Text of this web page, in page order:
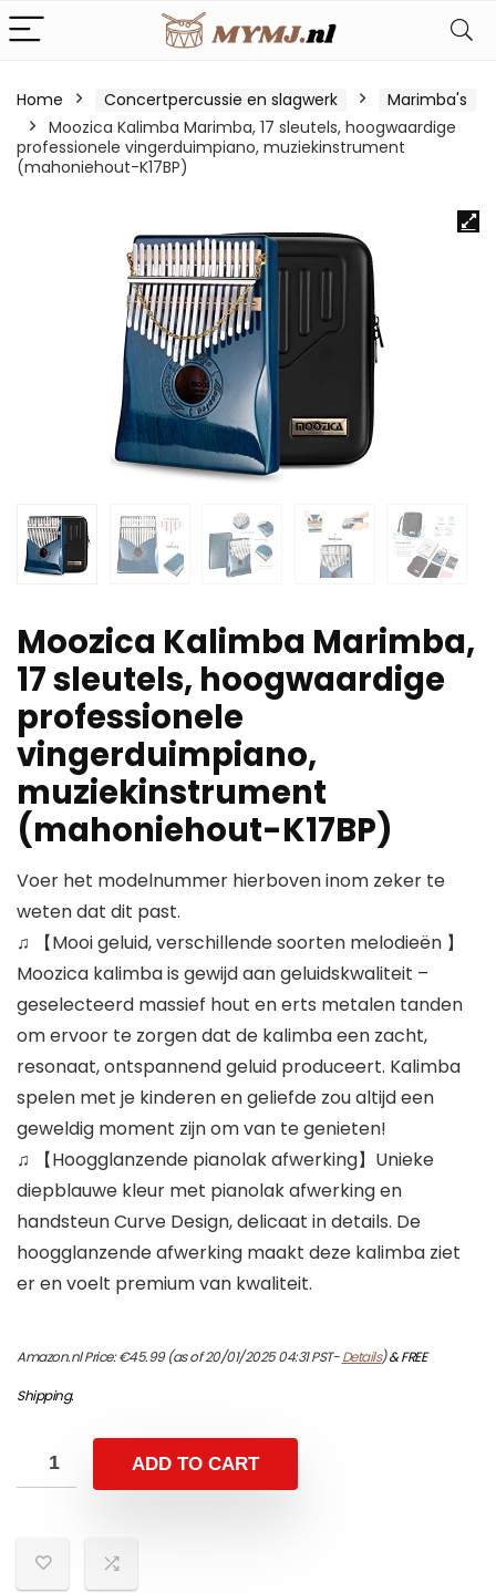
Home Concertpercussie en slagwerk
Marimba's
Moozica Kalimba Marimba, 17 sleutels, hoogwaardige
professionele vingerduimpiano, muziekinstrument
(mahoniehout-K17BP)
Moozica Kalimba Marimba,
17 sleutels, hoogwaardige
professionele
vingerduimpiano,
muziekinstrument
(mahoniehout-K17BP)
Voer het modelnummer hierboven inom zeker te
weten dat dit past.
♫ 【Mooi geluid, verschillende soorten melodieën 】
Moozica kalimba is gewijd aan geluidskwaliteit –
geselecteerd massief hout en erts metalen tanden
om ervoor te zorgen dat de kalimba een zacht,
resonaat, ontspannend geluid produceert. Kalimba
spelen met je kinderen en geliefde zou altijd een
geweldig moment zijn om van te genieten!
♫ 【Hoogglanzende pianolak afwerking】Unieke
diepblauwe kleur met pianolak afwerking en
handsteun Curve Design, delicaat in details. De
hoogglanzende afwerking maakt deze kalimba ziet
er en voelt premium van kwaliteit.
Amazon.nl Price:€45.99(as of 20/01/2025 04:31 PST-Details)&FREE
Shipping.
ADD TO CART